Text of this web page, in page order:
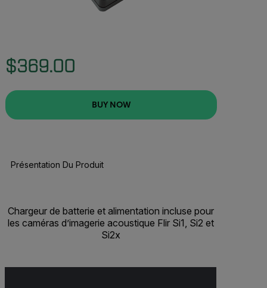
$369.00
BUY NOW
Présentation Du Produit
Chargeur de batterie et alimentation incluse pour
les caméras d’imagerie acoustique Flir Si1, Si2 et
Si2x